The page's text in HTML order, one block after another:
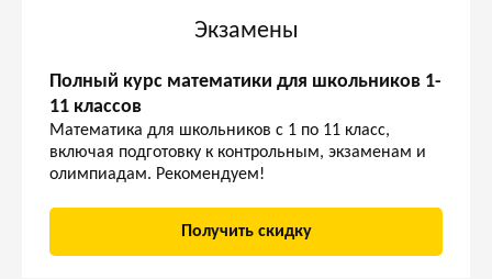
Экзамены
Полный курс математики для школьников 1-
11 классов
Математика для школьников с 1 по 11 класс,
включая подготовку к контрольным, экзаменам и
олимпиадам. Рекомендуем!
Получить скидку